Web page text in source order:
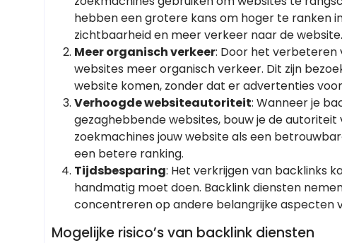
hebben een grotere kans om hoger te ranken
zichtbaarheid en meer verkeer naar de website.
Meer organisch verkeer: Door het verbeteren
websites meer organisch verkeer. Dit zijn
website komen, zonder dat er advertenties voor
Verhoogde websiteautoriteit: Wanneer je
gezaghebbende websites, bouw je de
zoekmachines jouw website als een
een betere ranking.
Tijdsbesparing: Het verkrijgen van backlinks
handmatig moet doen. Backlink diensten
concentreren op andere belangrijke aspecten
Mogelijke risico’s van backlink diensten